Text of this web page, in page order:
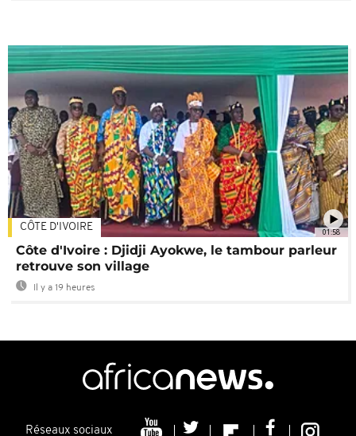
01:58
CÔTE D'IVOIRE
Côte d'Ivoire : Djidji Ayokwe, le tambour parleur
retrouve son village
Il y a 19 heures
Réseaux sociaux